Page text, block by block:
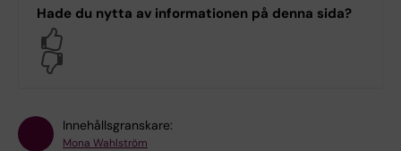
Hade du nytta av informationen på denna sida?
Innehållsgranskare:
Mona Wahlström